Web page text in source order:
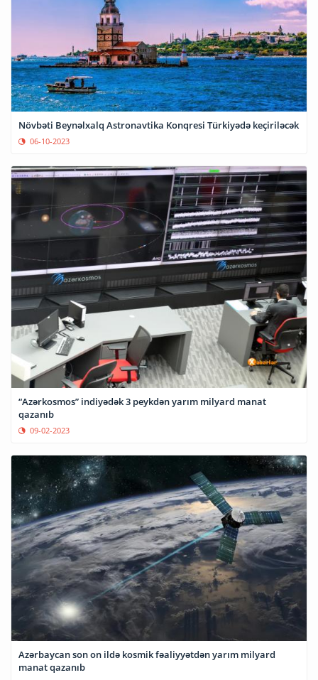
Növbəti Beynəlxalq Astronavtika Konqresi Türkiyədə keçiriləcək
06-10-2023
“Azərkosmos” indiyədək 3 peykdən yarım milyard manat
qazanıb
09-02-2023
Azərbaycan son on ildə kosmik fəaliyyətdən yarım milyard
manat qazanıb